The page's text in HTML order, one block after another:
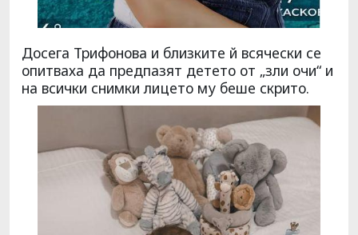
Досега Трифонова и близките й всячески се
опитваха да предпазят детето от „зли очи“ и
на всички снимки лицето му беше скрито.